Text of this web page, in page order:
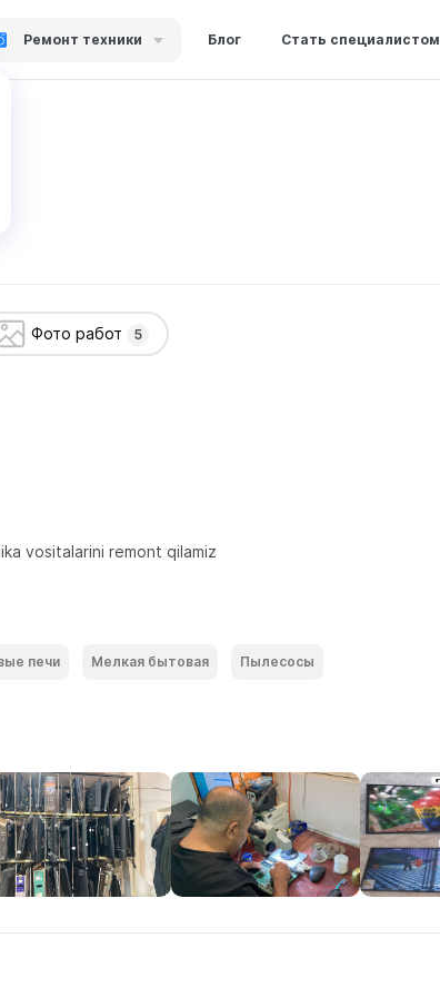
Ремонт техники Блог Стать специалистом
Фото работ 5
vositalarini remont qilamiz
печи Мелкая бытовая Пылесосы